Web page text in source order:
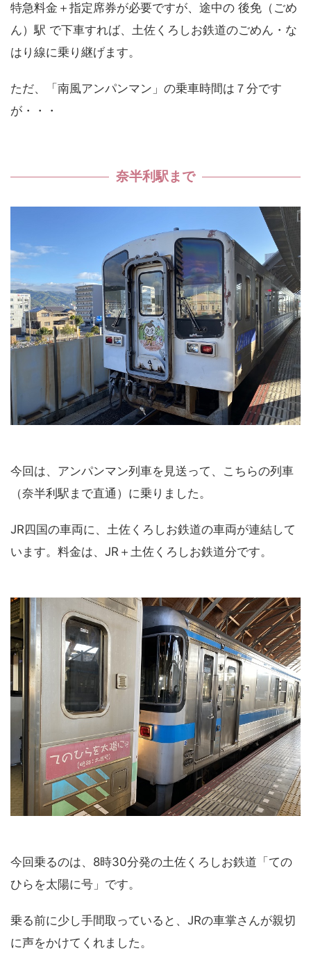
特急料金＋指定席券が必要ですが、途中の 後免（ごめ
ん）駅 で下車すれば、土佐くろしお鉄道のごめん・な
はり線に乗り継げます。
ただ、「南風アンパンマン」の乗車時間は７分です
が・・・
奈半利駅まで
今回は、アンパンマン列車を見送って、こちらの列車
（奈半利駅まで直通）に乗りました。
JR四国の車両に、土佐くろしお鉄道の車両が連結して
います。料金は、JR＋土佐くろしお鉄道分です。
今回乗るのは、8時30分発の土佐くろしお鉄道「ての
ひらを太陽に号」です。
乗る前に少し手間取っていると、JRの車掌さんが親切
に声をかけてくれました。